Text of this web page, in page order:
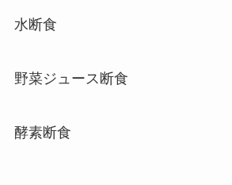
水断食
野菜ジュース断食
酵素断食